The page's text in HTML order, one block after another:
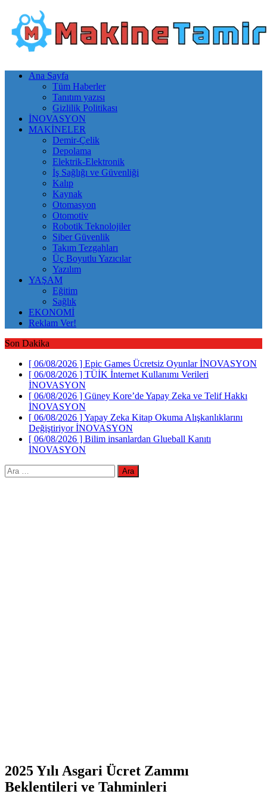
Ana Sayfa
Tüm Haberler
Tanıtım yazısı
Gizlilik Politikası
İNOVASYON
MAKİNELER
Demir-Çelik
Depolama
Elektrik-Elektronik
İş Sağlığı ve Güvenliği
Kalıp
Kaynak
Otomasyon
Otomotiv
Robotik Teknolojiler
Siber Güvenlik
Takım Tezgahları
Üç Boyutlu Yazıcılar
Yazılım
YAŞAM
Eğitim
Sağlık
EKONOMİ
Reklam Ver!
Son Dakika
[ 06/08/2026 ] Epic Games Ücretsiz OyunlarİNOVASYON
[ 06/08/2026 ] TÜİK İnternet Kullanımı Verileri
İNOVASYON
[ 06/08/2026 ] Güney Kore’de Yapay Zeka ve Telif Hakkı
İNOVASYON
[ 06/08/2026 ]Yapay Zeka Kitap Okuma Alışkanlıklarını
DeğiştiriyorİNOVASYON
[ 06/08/2026 ] Bilim insanlardan Glueball Kanıtı
İNOVASYON
Arama:
2025 Yılı Asgari Ücret Zammı
Beklentileri ve Tahminleri